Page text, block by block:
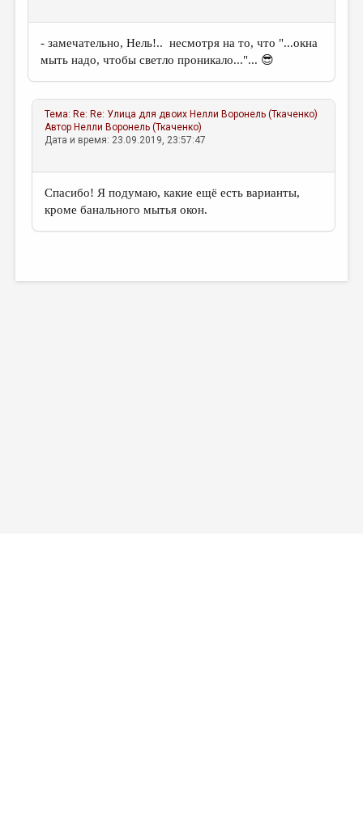
- замечательно, Нель!.. несмотря на то, что "...окна
мыть надо, чтобы светло проникало..."... 😎
Тема: Re: Re: Улица для двоих Нелли Воронель (Ткаченко)
Автор Нелли Воронель (Ткаченко)
Дата и время: 23.09.2019, 23:57:47
Спасибо! Я подумаю, какие ещё есть варианты,
кроме банального мытья окон.